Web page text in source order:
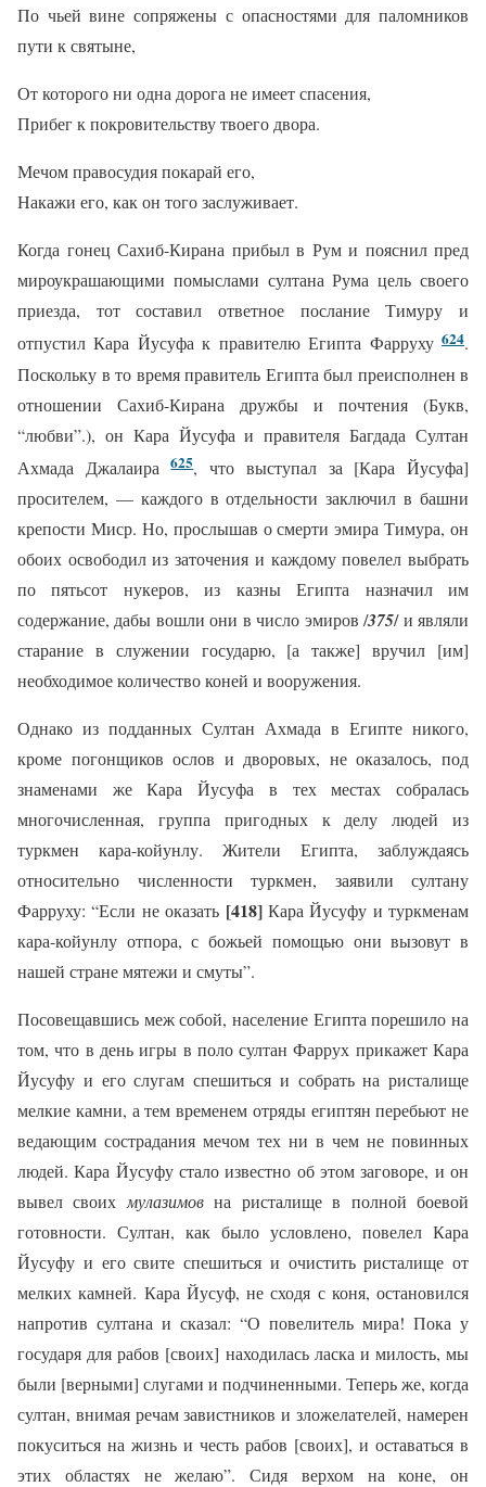
По чьей вине сопряжены с опасностями для паломников
пути к святыне,
От которого ни одна дорога не имеет спасения,
Прибег к покровительству твоего двора.
Мечом правосудия покарай его,
Накажи его, как он того заслуживает.
Когда гонец Сахиб-Кирана прибыл в Рум и пояснил пред
мироукрашающими помыслами султана Рума цель своего
приезда, тот составил ответное послание Тимуру и
отпустил Кара Йусуфа к правителю Египта Фарруху 624.
Поскольку в то время правитель Египта был преисполнен в
отношении Сахиб-Кирана дружбы и почтения (Букв,
“любви”.), он Кара Йусуфа и правителя Багдада Султан
Ахмада Джалаира625, что выступал за [Кара Йусуфа]
просителем, — каждого в отдельности заключил в башни
крепости Миср. Но, прослышав о смерти эмира Тимура, он
обоих освободил из заточения и каждому повелел выбрать
по пятьсот нукеров, из казны Египта назначил им
содержание, дабы вошли они в число эмиров /375/ и являли
старание в служении государю, [а также] вручил [им]
необходимое количество коней и вооружения.
Однако из подданных Султан Ахмада в Египте никого,
кроме погонщиков ослов и дворовых, не оказалось, под
знаменами же Кара Йусуфа в тех местах собралась
многочисленная, группа пригодных к делу людей из
туркмен кара-койунлу. Жители Египта, заблуждаясь
относительно численности туркмен, заявили султану
Фарруху: “Если не оказать [418] Кара Йусуфу и туркменам
кара-койунлу отпора, с божьей помощью они вызовут в
нашей стране мятежи и смуты”.
Посовещавшись меж собой, население Египта порешило на
том, что в день игры в поло султан Фаррух прикажет Кара
Йусуфу и его слугам спешиться и собрать на ристалище
мелкие камни, а тем временем отряды египтян перебьют не
ведающим сострадания мечом тех ни в чем не повинных
людей. Кара Йусуфу стало известно об этом заговоре, и он
вывел своих мулазимовна ристалище в полной боевой
готовности. Султан, как было условлено, повелел Кара
Йусуфу и его свите спешиться и очистить ристалище от
мелких камней. Кара Йусуф, не сходя с коня, остановился
напротив султана и сказал: “О повелитель мира! Пока у
государя для рабов [своих] находилась ласка и милость, мы
были [верными] слугами и подчиненными. Теперь же, когда
султан, внимая речам завистников и зложелателей, намерен
покуситься на жизнь и честь рабов [своих], и оставаться в
этих областях не желаю”. Сидя верхом на коне, он